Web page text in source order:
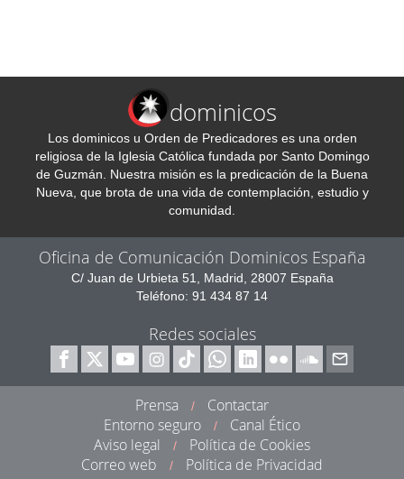
dominicos
Los dominicos u Orden de Predicadores es una orden
religiosa de la Iglesia Católica fundada por Santo Domingo
de Guzmán. Nuestra misión es la predicación de la Buena
Nueva, que brota de una vida de contemplación, estudio y
comunidad.
Oficina de Comunicación Dominicos España
C/ Juan de Urbieta 51, Madrid, 28007 España
Teléfono: 91 434 87 14
Redes sociales
Prensa /
Contactar
Entorno seguro
/
Canal Ético
Aviso legal
/
Política de Cookies
Correo web
/ Política de Privacidad